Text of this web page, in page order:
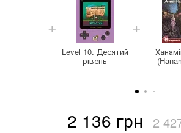
Level 10. Десятий
рівень
2 136 грн 2